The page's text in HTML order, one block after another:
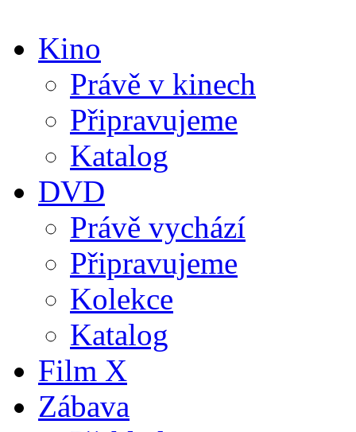
Kino
Právě v kinech
Připravujeme
Katalog
DVD
Právě vychází
Připravujeme
Kolekce
Katalog
Film X
Zábava